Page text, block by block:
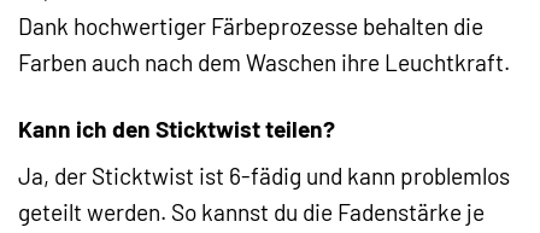
Dank hochwertiger Färbeprozesse behalten die
Farben auch nach dem Waschen ihre Leuchtkraft.
Kann ich den Sticktwist teilen?
Ja, der Sticktwist ist 6-fädig und kann problemlos
geteilt werden. So kannst du die Fadenstärke je